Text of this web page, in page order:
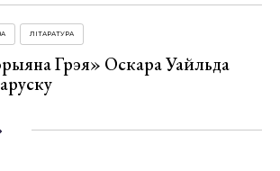
ЛІТАРАТУРА
Грэя» Оскара Уайльда